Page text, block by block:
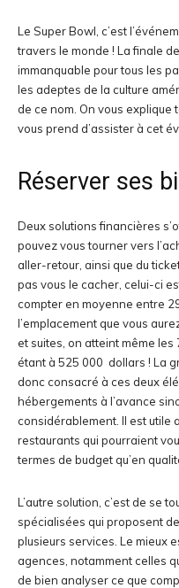
Le Super Bowl, c’est
travers le monde ! La finale
immanquable pour tous les
les adeptes de la culture
de ce nom. On vous explique
vous prend d’assister à cet
Réserver ses
Deux solutions financières
pouvez vous tourner vers
aller-retour, ainsi que du
pas vous le cacher, celui-ci
compter en moyenne entre
l’emplacement que vous
et suites, on atteint même
étant à 525 000 dollars ! La
donc consacré à ces deux
hébergements à l’avance
considérablement. Il est utile
restaurants qui pourraient
termes de budget qu’en
L’autre solution, c’est de se
spécialisées qui proposent
plusieurs services. Le mieux
agences, notamment celles
de bien analyser ce que